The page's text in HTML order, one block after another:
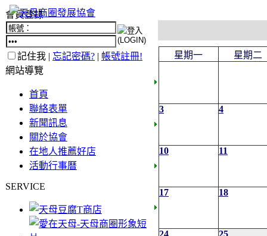
會員登錄
記住我 | 忘記密碼? | 帳號註冊!
網站導覽
首頁
聯絡表單
新聞訊息
關於協會
在地人推薦好店
活動行事曆
SERVICE
星期一 星期二
3 4
10 11
17 18
24 25